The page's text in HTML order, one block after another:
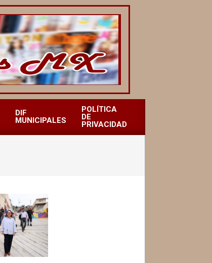
DIF
MUNICIPALES
POLÍTICA
DE
PRIVACIDAD